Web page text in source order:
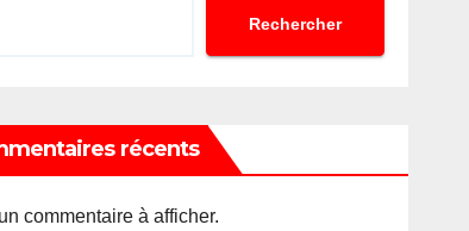
Rechercher
récents
commentaire à afficher.